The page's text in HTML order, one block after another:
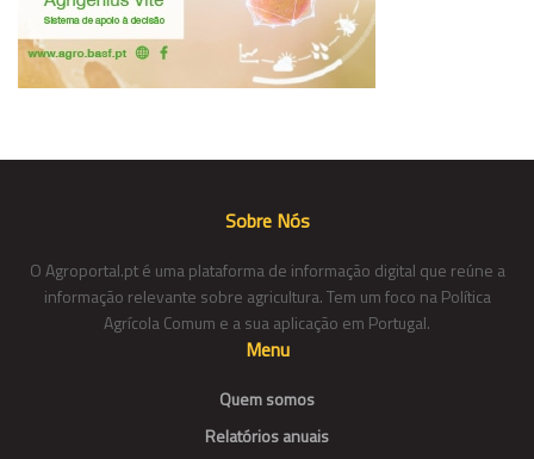
Sobre Nós
O Agroportal.pt é uma plataforma de informação digital que reúne a
informação relevante sobre agricultura. Tem um foco na Política
Agrícola Comum e a sua aplicação em Portugal.
Menu
Quem somos
Relatórios anuais